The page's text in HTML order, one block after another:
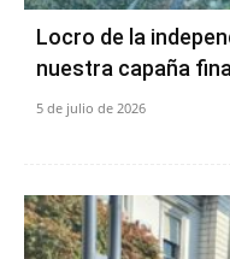
Locro de la
nuestra capaña
5 de julio de 2026